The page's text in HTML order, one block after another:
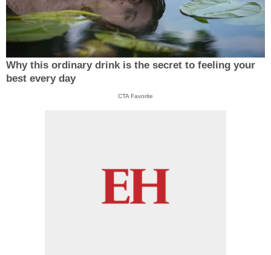
Why this ordinary drink is the secret to feeling your
best every day
CTA Favorite